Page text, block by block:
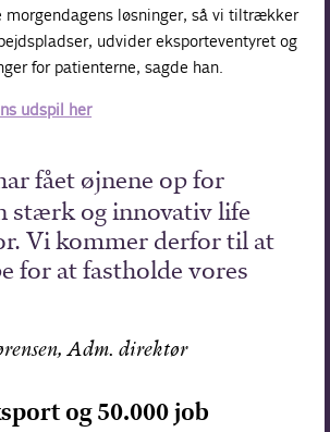
morgendagens løsninger, så vi tiltrækker
udvider eksporteventyret og
for patienterne, sagde han.
udspil her
fået øjnene op for
stærk og innovativ life
Vi kommer derfor til at
for at fastholde vores
Adm. direktør
og 50.000 job